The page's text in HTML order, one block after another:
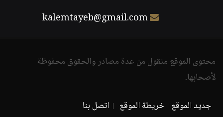
kalemtayeb@gmail.com
محتوى الموقع منقول من عدة مصادر والحقوق محفوظة
لأصحابها.
جديد الموقع خريطة الموقع اتصل بنا